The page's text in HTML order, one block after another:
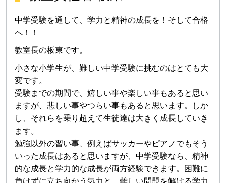
中学受験を通して、学力と精神の成長を！そして合格
へ！！
教室長の板東です。
小さな小学生が、難しい中学受験に挑むのはとても大
変です。
受験までの期間で、嬉しい事や楽しい事もあると思い
ますが、悲しい事やつらい事もあると思います。しか
し、それらを乗り超えて生徒達は大きく成長していき
ます。
勉強以外の習い事、例えばサッカーやピアノでもそう
いった成長はあると思いますが、中学受験なら、精神
的な成長と学力的な成長が両方経験できます。困難に
負けずに立ち向かう気力と、難しい問題を解ける学力